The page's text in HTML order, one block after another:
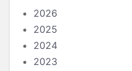
2026
2025
2024
2023